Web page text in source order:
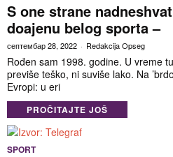
S one strane
doajenu belog sporta –
септембар 28, 2022 Redakcija Opseg
Rođen sam 1998. godine. U vreme
previše teško, ni suviše lako. Na
Evropi: u eri
PROČITAJTE JOŠ
SPORT